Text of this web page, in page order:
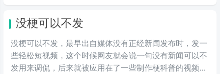
没梗可以不发
没梗可以不发，最早出自媒体没有正‌‌‌‌‌‌‌‌经新闻发布时，发一
些轻松短视频，这个时候网友就会说一句没有新闻可以不
发用来调侃，后来就被应用在了一些制作梗科普的视频博